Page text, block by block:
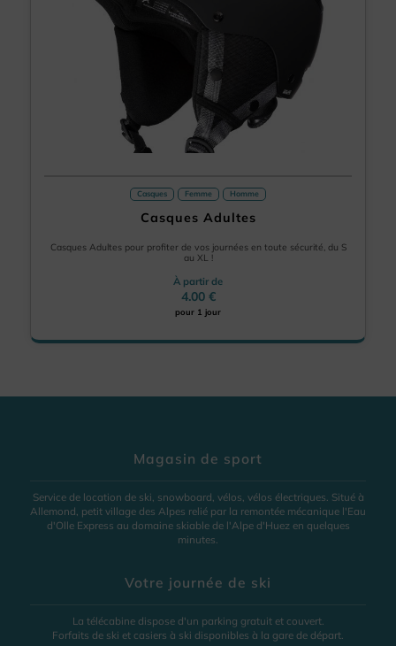
Casques Femme Homme
Casques Adultes
Casques Adultes pour profiter de vos journées en toute sécurité, du S
au XL !
À partir de
4.00 €
pour 1 jour
Magasin de sport
Service de location de ski, snowboard, vélos, vélos électriques. Situé à
Allemond, petit village des Alpes relié par la remontée mécanique l'Eau
d'Olle Express au domaine skiable de l'Alpe d'Huez en quelques
minutes.
Votre journée de ski
La télécabine dispose d'un parking gratuit et couvert.
Forfaits de ski et casiers à ski disponibles à la gare de départ.